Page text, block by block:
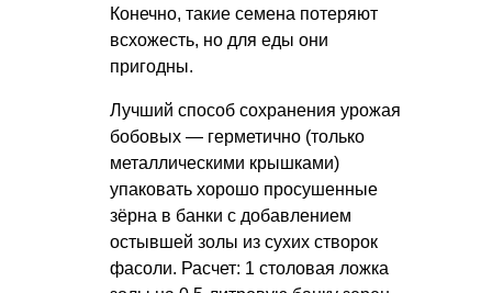
Конечно, такие семена потеряют
всхожесть, но для еды они
пригодны.
Лучший способ сохранения урожая
бобовых — герметично (только
металлическими крышками)
упаковать хорошо просушенные
зёрна в банки с добавлением
остывшей золы из сухих створок
фасоли. Расчет: 1 столовая ложка